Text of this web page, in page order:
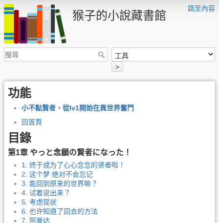
跳至內容
猴子的小說藏書館
>
功能
小不點賢者，從lv1開始在異世界奮鬥
回首頁
目錄
第1章 やっと念願の賢者になった！
1. 终于成为了心心念念的贤者啦！
2. 这个梦 绝对不会忘记
3. 能回到原来的世界嘛？
4. 试着说出来？
5. 考虑现状
6. 也许知道了回去的方法
7. 阿曼达